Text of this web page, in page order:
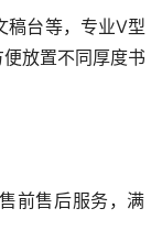
稿台等，专业V型
便放置不同厚度书
前售后服务，满